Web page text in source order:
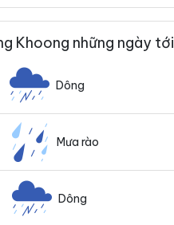
Khoong những ngày tới
Dông
Mưa rào
Dông